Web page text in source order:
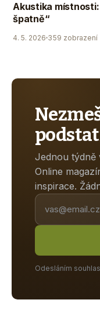
Akustika
špatně“
4. 5. 2026 359 zobrazení
Jednou týdně
Online
inspirace.
Odesláním